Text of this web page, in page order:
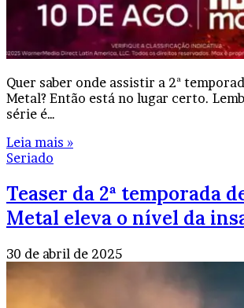
Quer saber onde assistir a 2ª
Metal? Então está no lugar certo.
série é…
Leia mais »
Seriado
Teaser da 2ª temporada
Metal eleva o nível da
30 de abril de 2025